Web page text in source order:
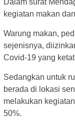
Dalam surat
kegiatan makan
Warung makan,
sejenisnya,
Covid-19 yang
Sedangkan untuk
berada di lokasi
melakukan
50%.